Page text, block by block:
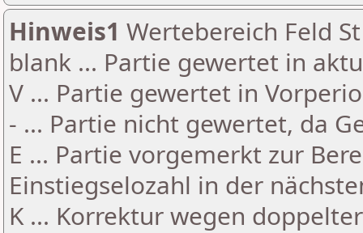
Hinweis1 Wertebereich Feld
blank ... Partie gewertet in
V ... Partie gewertet in
- ... Partie nicht gewertet, da
E ... Partie vorgemerkt zur
Einstiegselozahl in der
K ... Korrektur wegen